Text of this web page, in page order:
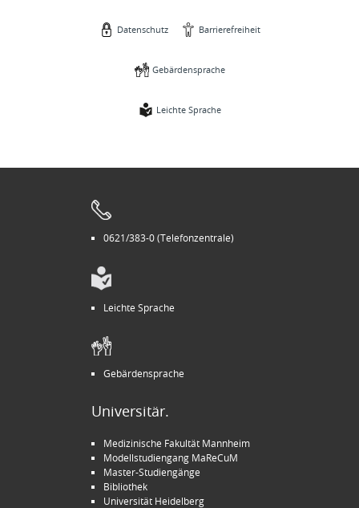
Datenschutz Barrierefreiheit
Gebärdensprache
Leichte Sprache
0621/383-0 (Telefonzentrale)
Leichte Sprache
Gebärdensprache
Universitär.
Medizinische Fakultät Mannheim
Modellstudiengang MaReCuM
Master-Studiengänge
Bibliothek
Universität Heidelberg